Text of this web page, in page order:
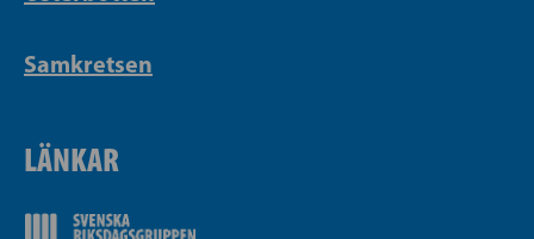
Samkretsen
LÄNKAR